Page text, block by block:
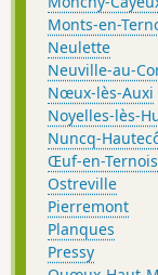
Monts-en-
Neulette
Neuville-au-
Nœux-lès-Auxi
Noyelles-lès-
Nuncq-
Œuf-en-Ternois
Ostreville
Pierremont
Planques
Pressy